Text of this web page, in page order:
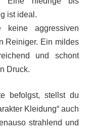
ist ideal.
keine aggressiven
Reiniger. Ein mildes
und schont
Druck.
befolgst, stellst du
Kleidung“ auch
strahlend und